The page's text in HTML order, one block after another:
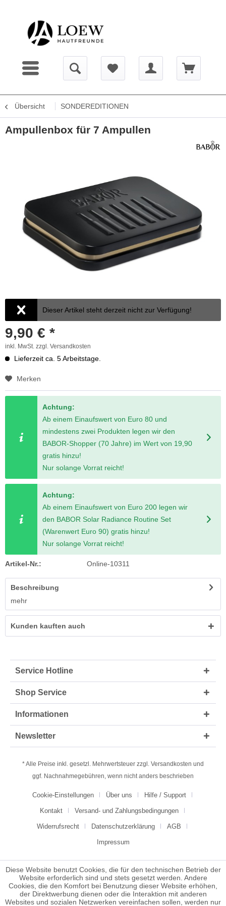
Übersicht SONDEREDITIONEN
Ampullenbox für 7 Ampullen
Dieser Artikel steht derzeit nicht zur Verfügung!
9,90 € *
inkl. MwSt. zzgl. Versandkosten
Lieferzeit ca. 5 Arbeitstage.
Merken
Achtung:
Ab einem Einaufswert von Euro 80 und
mindestens zwei Produkten legen wir den
BABOR-Shopper (70 Jahre) im Wert von 19,90
gratis hinzu!
Nur solange Vorrat reicht!
Achtung:
Ab einem Einaufswert von Euro 200 legen wir
den BABOR Solar Radiance Routine Set
(Warenwert Euro 90) gratis hinzu!
Nur solange Vorrat reicht!
Artikel-Nr.: Online-10311
Beschreibung
mehr
Kunden kauften auch
Service Hotline
Shop Service
Informationen
Newsletter
* Alle Preise inkl. gesetzl. Mehrwertsteuer zzgl. Versandkosten und
ggf. Nachnahmegebühren, wenn nicht anders beschrieben
Cookie-Einstellungen Über uns Hilfe / Support
Kontakt Versand- und Zahlungsbedingungen
Widerrufsrecht Datenschutzerklärung AGB
Impressum
Diese Website benutzt Cookies, die für den technischen Betrieb der
Website erforderlich sind und stets gesetzt werden. Andere
Cookies, die den Komfort bei Benutzung dieser Website erhöhen,
der Direktwerbung dienen oder die Interaktion mit anderen
Websites und sozialen Netzwerken vereinfachen sollen, werden nur